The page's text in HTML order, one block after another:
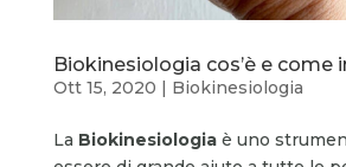
Biokinesiologia cos’è e come
Ott 15, 2020 | Biokinesiologia
La Biokinesiologia è uno